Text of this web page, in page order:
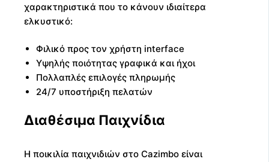
χαρακτηριστικά που το κάνουν ιδιαίτερα
ελκυστικό:
Φιλικό προς τον χρήστη interface
Υψηλής ποιότητας γραφικά και ήχοι
Πολλαπλές επιλογές πληρωμής
24/7 υποστήριξη πελατών
Διαθέσιμα Παιχνίδια
Η ποικιλία παιχνιδιών στο Cazimbo είναι